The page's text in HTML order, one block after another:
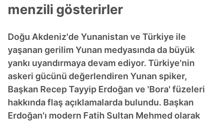
menzili gösterirler
Doğu Akdeniz'de Yunanistan ve Türkiye ile
yaşanan gerilim Yunan medyasında da büyük
yankı uyandırmaya devam ediyor. Türkiye'nin
askeri gücünü değerlendiren Yunan spiker,
Başkan Recep Tayyip Erdoğan ve 'Bora' füzeleri
hakkında flaş açıklamalarda bulundu. Başkan
Erdoğan'ı modern Fatih Sultan Mehmed olarak